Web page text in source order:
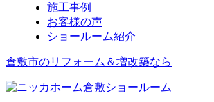
施工事例
お客様の声
ショールーム紹介
倉敷市のリフォーム＆増改築なら